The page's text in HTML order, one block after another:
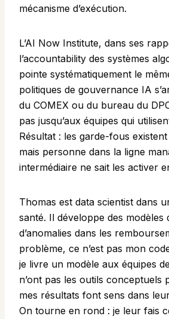
mécanisme d’exécution.
L’AI Now Institute, dans ses
l’accountability des systèmes
pointe systématiquement le
politiques de gouvernance IA
du COMEX ou du bureau du
pas jusqu’aux équipes qui
Résultat : les garde-fous
mais personne dans la ligne
intermédiaire ne sait les activer
Thomas est data scientist dans
santé. Il développe des modèles
d’anomalies dans les
problème, ce n’est pas mon
je livre un modèle aux équipes
n’ont pas les outils conceptuels
mes résultats font sens dans
On tourne en rond : je leur fais